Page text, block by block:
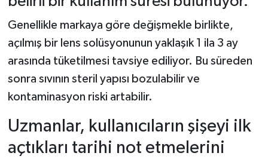
Genellikle markaya göre değişmekle birlikte,
açılmış bir lens solüsyonunun yaklaşık 1 ila 3 ay
arasında tüketilmesi tavsiye ediliyor. Bu süreden
sonra sıvının steril yapısı bozulabilir ve
kontaminasyon riski artabilir.
Uzmanlar, kullanıcıların şişeyi ilk
açtıkları tarihi not etmelerini